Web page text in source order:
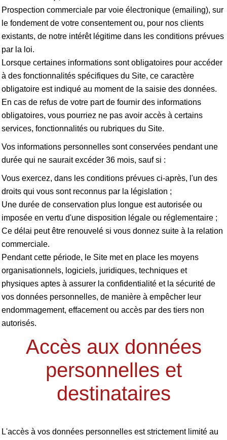
Prospection commerciale par voie électronique (emailing), sur
le fondement de votre consentement ou, pour nos clients
existants, de notre intérêt légitime dans les conditions prévues
par la loi.
Lorsque certaines informations sont obligatoires pour accéder
à des fonctionnalités spécifiques du Site, ce caractère
obligatoire est indiqué au moment de la saisie des données.
En cas de refus de votre part de fournir des informations
obligatoires, vous pourriez ne pas avoir accès à certains
services, fonctionnalités ou rubriques du Site.
Vos informations personnelles sont conservées pendant une
durée qui ne saurait excéder 36 mois, sauf si :
Vous exercez, dans les conditions prévues ci-après, l'un des
droits qui vous sont reconnus par la législation ;
Une durée de conservation plus longue est autorisée ou
imposée en vertu d'une disposition légale ou réglementaire ;
Ce délai peut être renouvelé si vous donnez suite à la relation
commerciale.
Pendant cette période, le Site met en place les moyens
organisationnels, logiciels, juridiques, techniques et
physiques aptes à assurer la confidentialité et la sécurité de
vos données personnelles, de manière à empêcher leur
endommagement, effacement ou accès par des tiers non
autorisés.
Accès aux données
personnelles et
destinataires
L'accès à vos données personnelles est strictement limité au